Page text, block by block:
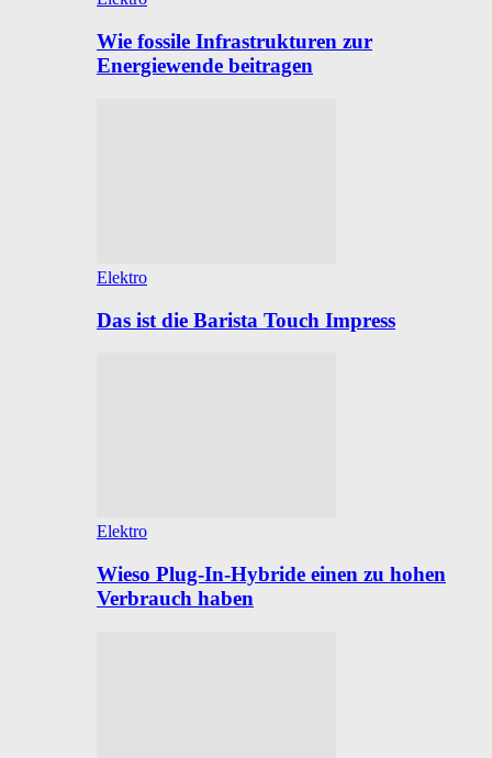
Wie fossile Infrastrukturen zur
Energiewende beitragen
Elektro
Das ist die Barista Touch Impress
Elektro
Wieso Plug-In-Hybride einen zu hohen
Verbrauch haben